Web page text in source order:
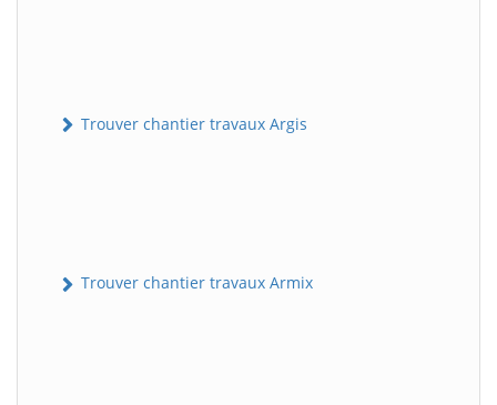
Trouver chantier travaux Argis
Trouver chantier travaux Armix